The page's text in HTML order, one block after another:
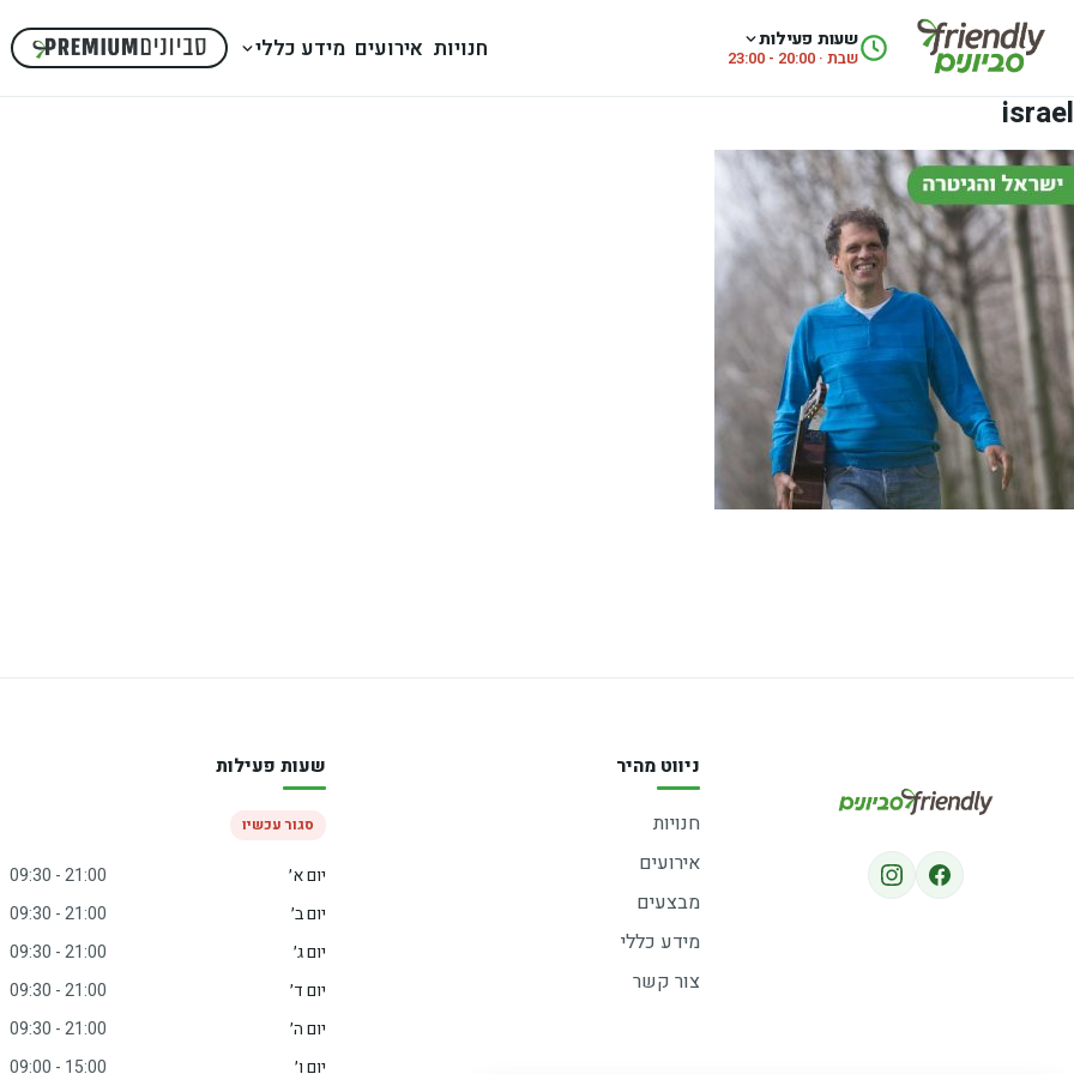
שעות פעילות
שבת · 20:00 - 23:00 חנויות אירועים מידע כללי
israel
ניווט מהיר
חנויות
אירועים
מבצעים
מידע כללי
צור קשר
שעות פעילות
סגור עכשיו
יום א׳
09:30 - 21:00
יום ב׳
09:30 - 21:00
יום ג׳
09:30 - 21:00
יום ד׳
09:30 - 21:00
יום ה׳
09:30 - 21:00
יום ו׳
09:00 - 15:00